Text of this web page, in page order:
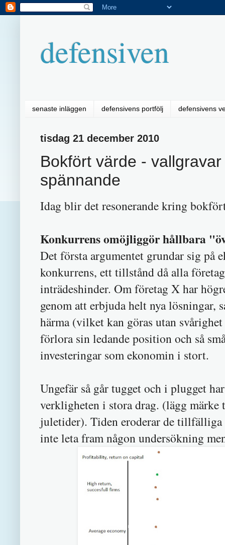
defensiven
senaste inläggen defensivens portfölj defensivens
tisdag 21 december 2010
Bokfört värde -
spännande
Idag blir det resonerande kring
Konkurrens omöjliggör hållbara
Det första argumentet grundar sig på
konkurrens, ett tillstånd då alla
inträdeshinder. Om företag X har
genom att erbjuda helt nya lösningar,
härma (vilket kan göras utan
förlora sin ledande position och så
investeringar som ekonomin i stort.
Ungefär så går tugget och i plugget
verkligheten i stora drag. (lägg märke
juletider). Tiden eroderar de
inte leta fram någon undersökning